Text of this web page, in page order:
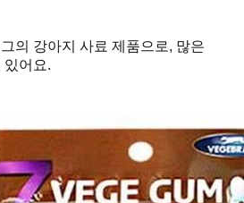
의 강아지 사료 제품으로, 많은
있어요.